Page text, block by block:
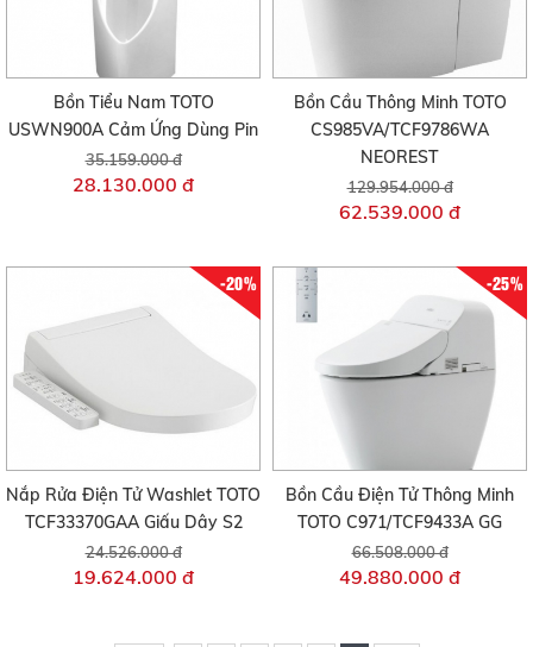
Bồn Tiểu Nam TOTO
USWN900A Cảm Ứng Dùng Pin
35.159.000 đ
28.130.000 đ
Bồn Cầu Thông Minh TOTO
CS985VA/TCF9786WA
NEOREST
129.954.000 đ
62.539.000 đ
-20%
Nắp Rửa Điện Tử Washlet TOTO
TCF33370GAA Giấu Dây S2
24.526.000 đ
19.624.000 đ
-25%
Bồn Cầu Điện Tử Thông Minh
TOTO C971/TCF9433A GG
66.508.000 đ
49.880.000 đ